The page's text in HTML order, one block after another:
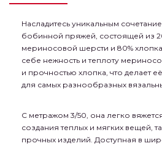
Насладитесь уникальным
бобинной пряжей, состоящей из
мериносовой шерсти и 80%
себе нежность и теплоту
и прочностью хлопка, что делает
для самых разнообразных
С метражом 3/50, она легко
создания теплых и мягких вещей,
прочных изделий. Доступная в